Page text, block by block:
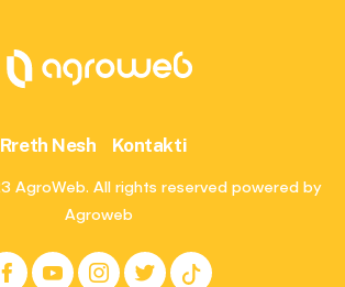
Rreth Nesh Kontakti
AgroWeb. All rights reserved powered by
Agroweb